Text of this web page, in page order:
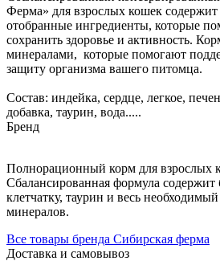
Ферма» для взрослых кошек содержит
отобранные ингредиенты, которые
сохранить здоровье и активность.
минералами, которые помогают
защиту организма вашего питомца.
Состав: индейка, сердце, легкое,
добавка, таурин, вода.....
Бренд
Полнорационный корм для взрослых
Сбалансированная формула
клетчатку, таурин и весь
минералов.
Все товары бренда Сибирская ферма
Доставка и самовывоз